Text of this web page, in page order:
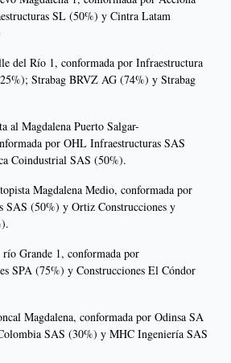
SL (50%) y Cintra Latam
del Río 1, conformada por Infraestructura
Strabag BRVZ AG (74%) y Strabag
al Magdalena Puerto Salgar-
por OHL Infraestructuras SAS
Coindustrial SAS (50%).
Magdalena Medio, conformada por
SAS (50%) y Ortiz Construcciones y
Grande 1, conformada por
SPA (75%) y Construcciones El Cóndor
Magdalena, conformada por Odinsa SA
SAS (30%) y MHC Ingeniería SAS